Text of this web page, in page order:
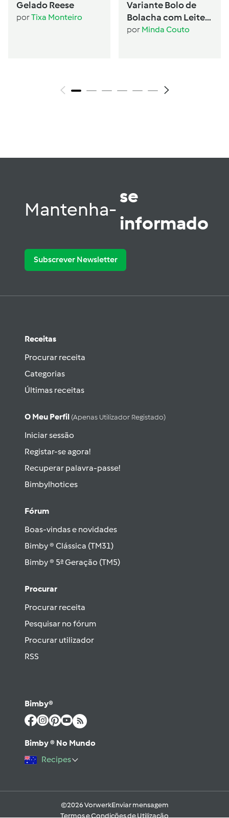
Gelado Reese
porTixa Monteiro
Variante Bolo de
Bolacha com Leite
Condensado
por Minda Couto
Mantenha-
se
informado
Subscrever Newsletter
Receitas
Procurar receita
Categorias
Últimas receitas
O Meu Perfil (apenas Utilizador Registado)
Iniciar sessão
Registar-se agora!
Recuperar palavra-passe!
Bimbylhotices
Fórum
Boas-vindas e novidades
Bimby ® Clássica (TM31)
Bimby ® 5ª Geração (TM5)
Procurar
Procurar receita
Pesquisar no fórum
Procurar utilizador
RSS
Bimby®
Bimby ® No Mundo
Recipes
©2026 VorwerkEnviar mensagem
Termos e Condições de Utilização